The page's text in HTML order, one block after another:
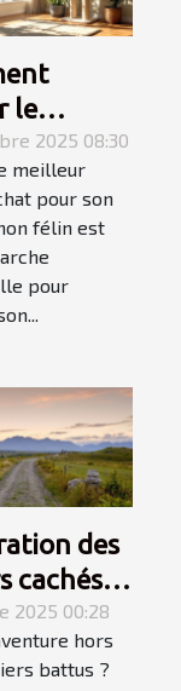
le
arbre à
votre
?
2025 08:30
meilleur
pour son
félin est
pour
des
cachés
:
?
2025 00:28
hors
battus ?